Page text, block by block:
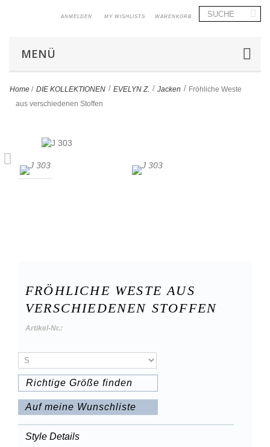
WARENKORB
MY WISHLISTS
ANMELDEN
MENÜ
Home / DIE KOLLEKTIONEN > EVELYN Z. > Jacken > Fröhliche Weste
aus verschiedenen Stoffen
FRÖHLICHE WESTE AUS
VERSCHIEDENEN STOFFEN
Artikel-Nr.:
Richtige Größe finden
Auf meine Wunschliste
Style Details